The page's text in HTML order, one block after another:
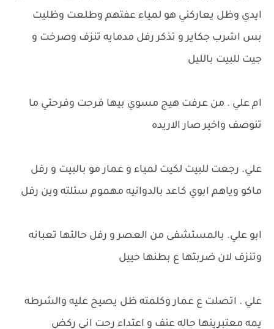
ايدي وظل يعاركني هو لمياء عفتهم وطلعت وظليت
بس اشرب جكاير و تذكر رفل مدمايه تنزف وصرخت و
جيت للبيت بالليل
ام علي . من عرفت هيج مسوي بيها فرحت وفرحتي ما
تنوصف واخير صار الاريده
علي. رجعت للبيت لكيت لمياء و عمار مو بالبيت و رفل
ماكو وياهم ابوي كاعد بالدوانيه مهموم سئلته وين رفل
ابو علي. بالمستشفى من العصر و رفل حالتها تعبانه
وتنزف لان ضربتها ع بطنها حييل
علي . اتصلت ع عمار وكلمته ظل يصيح عليه والشرطه
يمه معتبرينها حاله عنف و اعتداء رحت اني ركض